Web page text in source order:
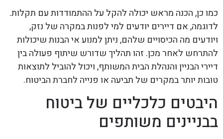
כמו כן, הכנה מראש יכולה להקל על ההתמודדות עם תקלות.
לדוגמה, אם דיירים יודעים למי לפנות במקרה של נזק,
ויודעים מה הכיסויים שלהם, ניתן למנוע אי הבנות שיכולות
להתרחש לאחר מכן. זהו תהליך שדורש שיתוף פעולה בין
דיירי הבניין והנהלת הבית המשותף, ויכול להוביל לתוצאות
טובות יותר במקרים של תביעה או פנייה לחברת הביטוח.
היבטים כלכליים של ביטוח
בבניינים משותפים